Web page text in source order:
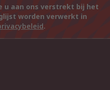
u aan ons verstrekt bij het
worden verwerkt in
.